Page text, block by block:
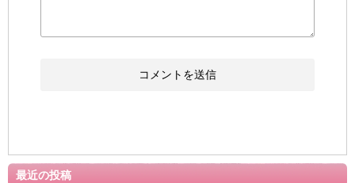
最近の投稿